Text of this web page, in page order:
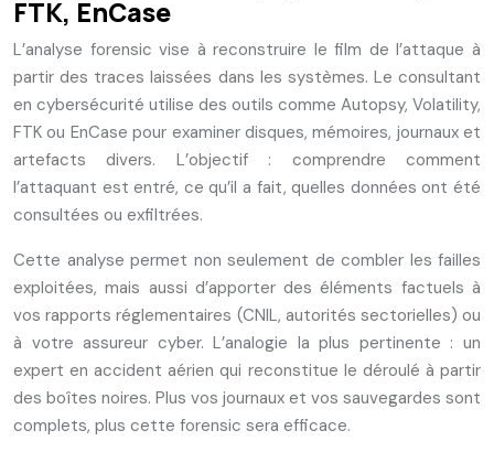
FTK, EnCase
L’analyse forensic vise à reconstruire le film de l’attaque à
partir des traces laissées dans les systèmes. Le consultant
en cybersécurité utilise des outils comme Autopsy, Volatility,
FTK ou EnCase pour examiner disques, mémoires, journaux et
artefacts divers. L’objectif : comprendre comment
l’attaquant est entré, ce qu’il a fait, quelles données ont été
consultées ou exfiltrées.
Cette analyse permet non seulement de combler les failles
exploitées, mais aussi d’apporter des éléments factuels à
vos rapports réglementaires (CNIL, autorités sectorielles) ou
à votre assureur cyber. L’analogie la plus pertinente : un
expert en accident aérien qui reconstitue le déroulé à partir
des boîtes noires. Plus vos journaux et vos sauvegardes sont
complets, plus cette forensic sera efficace.